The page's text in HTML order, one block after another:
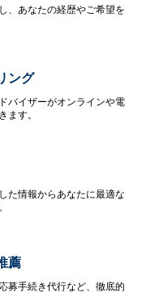
、あなたの経歴やご希望を
ング
バイザーがオンラインや電
ます。
た情報からあなたに最適な
薦
募手続き代行など、徹底的